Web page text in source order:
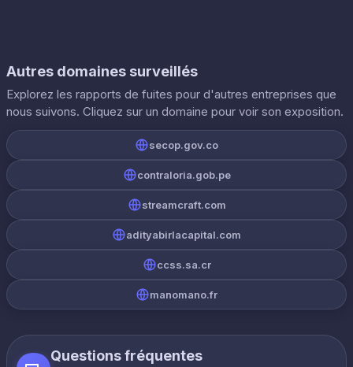
Autres domaines surveillés
Explorez les rapports de fuites pour d'autres entreprises que
nous suivons. Cliquez sur un domaine pour voir son exposition.
secop.gov.co
contraloria.gob.pe
streamcraft.com
adityabirlacapital.com
ccss.sa.cr
manomano.fr
Questions fréquentes